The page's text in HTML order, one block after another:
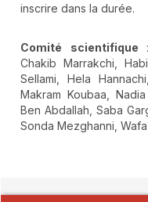
inscrire dans la durée.
Comité scientifique
Chakib Marrakchi,
Sellami, Hela
Makram Koubaa,
Ben Abdallah, Saba
Sonda Mezghanni,